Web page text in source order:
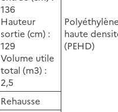
136
Hauteur
sortie (cm) :
129
Volume utile
total (m3) :
2,5
haute
(PEHD)
Rehausse